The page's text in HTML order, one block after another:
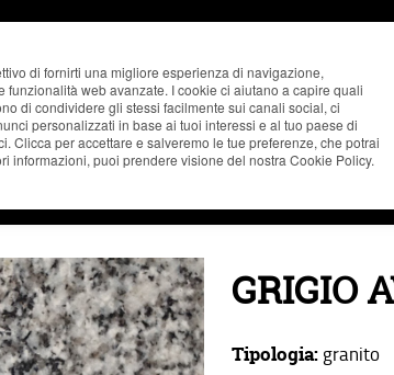
AZIENDA CATALOGO REALIZZAZIONI
GRIGIO
Tipologia: granito
di fornirti una migliore esperienza di navigazione,
web avanzate. I cookie ci aiutano a capire quali
di condividere gli stessi facilmente sui canali social, ci
personalizzati in base ai tuoi interessi e al tuo paese di
Clicca per accettare e salveremo le tue preferenze, che potrai
informazioni, puoi prendere visione del nostra Cookie Policy.